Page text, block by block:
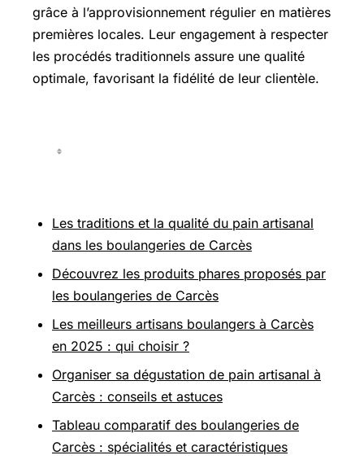
grâce à l’approvisionnement régulier en matières
premières locales. Leur engagement à respecter
les procédés traditionnels assure une qualité
optimale, favorisant la fidélité de leur clientèle.
Les traditions et la qualité du pain artisanal
dans les boulangeries de Carcès
Découvrez les produits phares proposés par
les boulangeries de Carcès
Les meilleurs artisans boulangers à Carcès
en 2025 : qui choisir ?
Organiser sa dégustation de pain artisanal à
Carcès : conseils et astuces
Tableau comparatif des boulangeries de
Carcès : spécialités et caractéristiques